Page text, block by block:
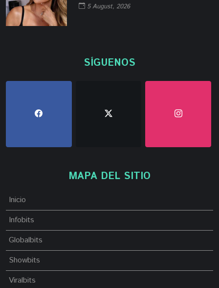
5 August, 2026
SÍGUENOS
MAPA DEL SITIO
Inicio
Infobits
Globalbits
Showbits
Viralbits